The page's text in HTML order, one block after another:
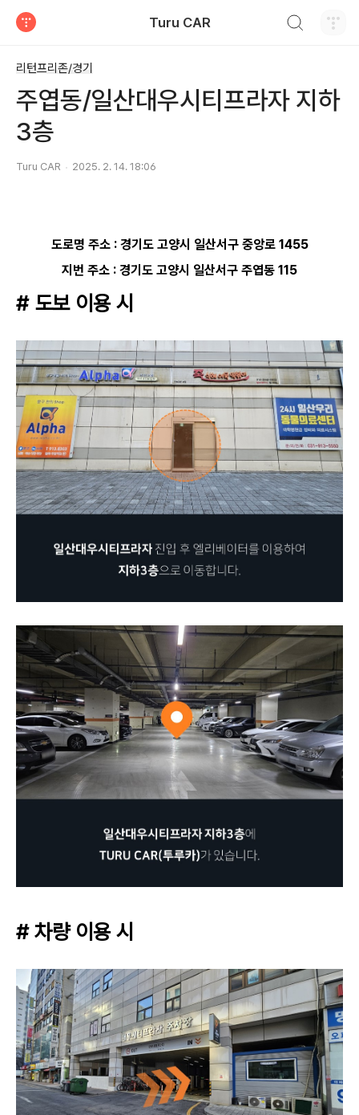
Turu CAR
리턴프리존/경기
주엽동/일산대우시티프라자 지하
3층
Turu CAR 2025. 2. 14. 18:06
도로명 주소 : 경기도 고양시 일산서구 중앙로 1455
지번 주소 : 경기도 고양시 일산서구 주엽동 115
# 도보 이용 시
# 차량 이용 시